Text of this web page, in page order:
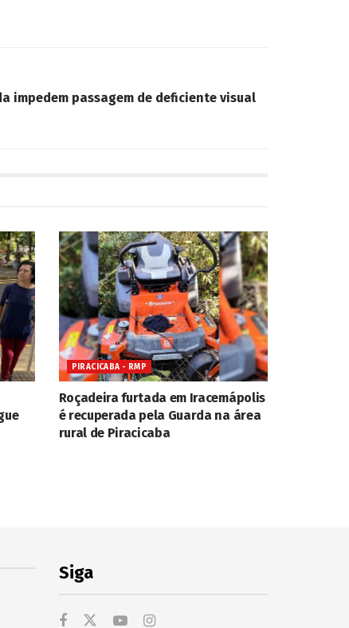
impedem passagem de deficiente visual
PIRACICABA - RMP
Roçadeira furtada em Iracemápolis
é recuperada pela Guarda na área
rural de Piracicaba
Siga